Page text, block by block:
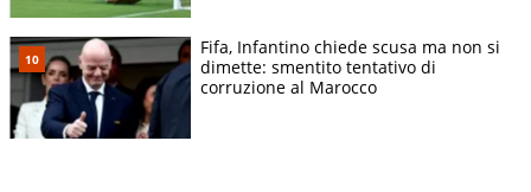
Fifa, Infantino chiede scusa ma non si
dimette: smentito tentativo di
corruzione al Marocco